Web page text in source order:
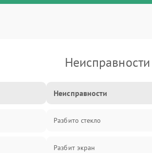
Неисправности
Разбито стекло
Разбит экран